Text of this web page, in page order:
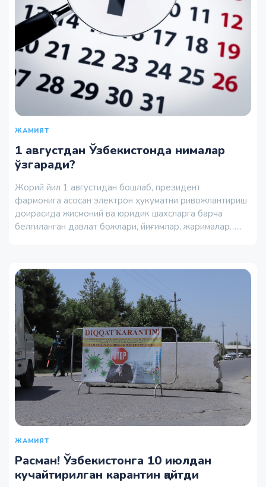
ЖАМИЯТ
1 августдан Ўзбекистонда нималар
ўзгаради?
Жорий йил 1 августидан бошлаб, президент
фармонига асосан электрон ҳукуматни ривожлантириш
доирасида жисмоний ва юридик шахсларга барча
белгиланган давлат божлари, йиғимлар, жарималар…...
ЖАМИЯТ
Расман! Ўзбекистонга 10 июлдан
кучайтирилган карантин қайтди